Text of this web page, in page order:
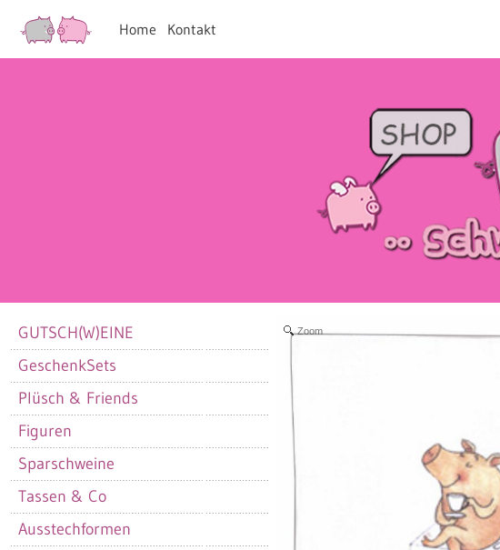
Home Kontakt
GUTSCH(W)EINE
GeschenkSets
Plüsch & Friends
Figuren
Sparschweine
Tassen & Co
Ausstechformen
Zoom